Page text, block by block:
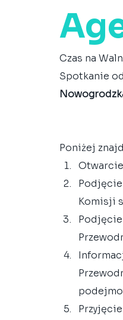
Czas na
Spotkanie
Poniżej
Komisji